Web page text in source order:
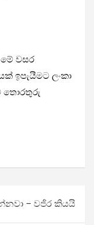
වසර
ඉපැයීමට ලංකා
තොරතුරු
– වජිර කියයි